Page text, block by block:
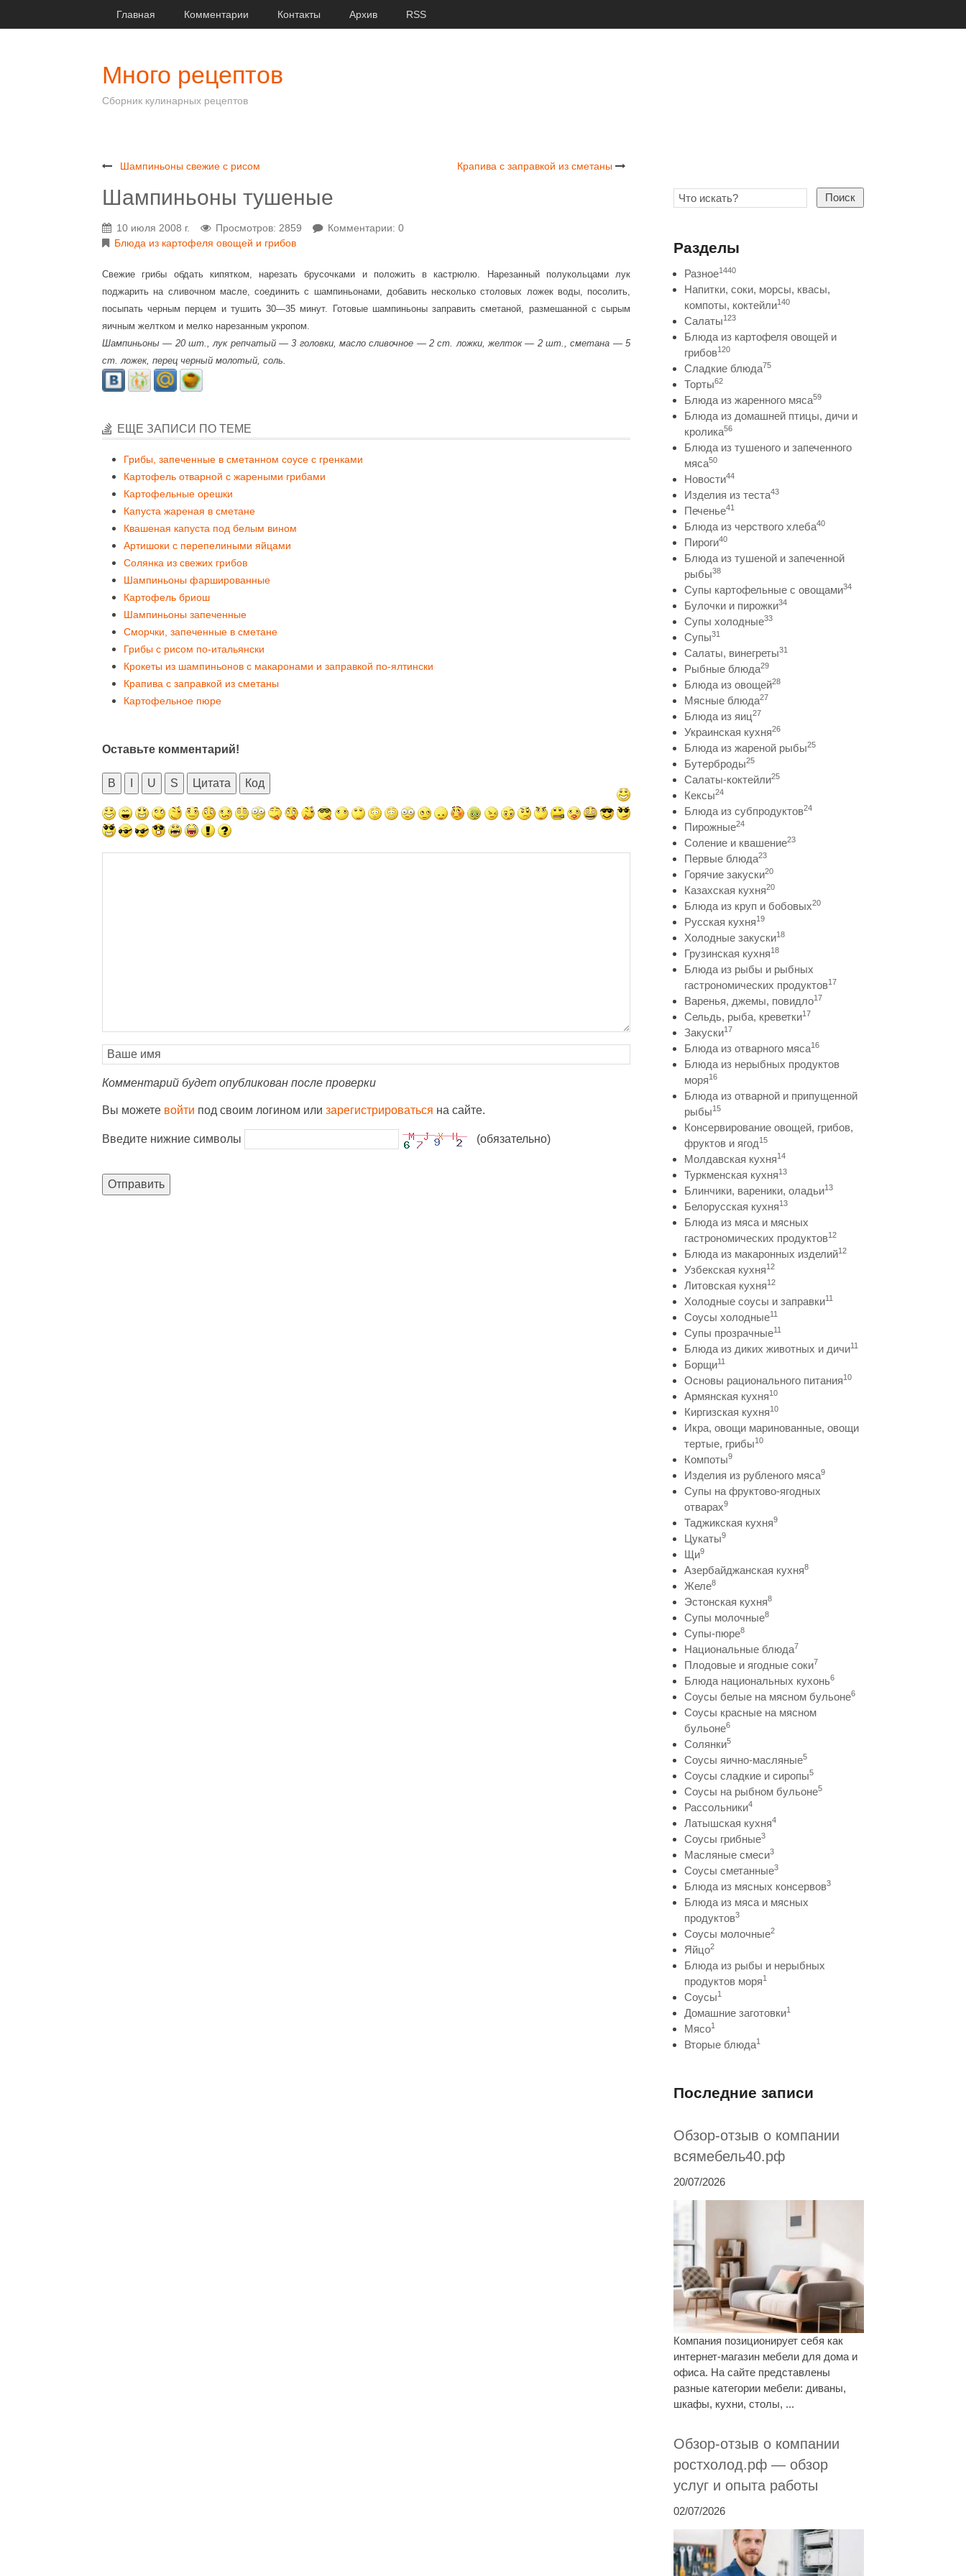
Главная Комментарии Контакты Архив RSS
Много рецептов
Сборник кулинарных рецептов
Шампиньоны свежие с рисом Крапива с заправкой из сметаны
Шампиньоны тушеные
10 июля 2008 г. Просмотров: 2859
Комментарии: 0
Блюда из картофеля овощей и грибов
Свежие грибы обдать кипятком, нарезать брусочками и положить в кастрюлю. Нарезанный полукольцами лук
поджарить на сливочном масле, соединить с шампиньонами, добавить несколько столовых ложек воды, посолить,
посыпать черным перцем и тушить 30—35 минут. Готовые шампиньоны заправить сметаной, размешанной с сырым
яичным желтком и мелко нарезанным укропом.
Шампиньоны — 20 шт., лук репчатый — 3 головки, масло сливочное — 2 ст. ложки, желток — 2 шт., сметана — 5
ст. ложек, перец черный молотый, соль.
ЕЩЕ ЗАПИСИ ПО ТЕМЕ
Грибы, запеченные в сметанном соусе с гренками
Картофель отварной с жареными грибами
Картофельные орешки
Капуста жареная в сметане
Квашеная капуста под белым вином
Артишоки с перепелиными яйцами
Солянка из свежих грибов
Шампиньоны фаршированные
Картофель бриош
Шампиньоны запеченные
Сморчки, запеченные в сметане
Грибы с рисом по-итальянски
Крокеты из шампиньонов с макаронами и заправкой по-ялтински
Крапива с заправкой из сметаны
Картофельное пюре
Оставьте комментарий!
B U S Цитата Код
Комментарий будет опубликован после проверки
Вы можете войти под своим логином или зарегистрироваться на сайте.
Введите нижние символы (обязательно)
Отправить
Поиск
Разделы
Разное1440
Напитки, соки, морсы, квасы,
компоты, коктейли140
Салаты123
Блюда из картофеля овощей и
грибов120
Сладкие блюда75
Торты62
Блюда из жаренного мяса59
Блюда из домашней птицы, дичи и
кролика56
Блюда из тушеного и запеченного
мяса50
Новости44
Изделия из теста43
Печенье41
Блюда из черствого хлеба40
Пироги40
Блюда из тушеной и запеченной
рыбы38
Супы картофельные с овощами34
Булочки и пирожки34
Супы холодные33
Супы31
Салаты, винегреты31
Рыбные блюда29
Блюда из овощей28
Мясные блюда27
Блюда из яиц27
Украинская кухня26
Блюда из жареной рыбы25
Бутерброды25
Салаты-коктейли25
Кексы24
Блюда из субпродуктов24
Пирожные24
Соление и квашение23
Первые блюда23
Горячие закуски20
Казахская кухня20
Блюда из круп и бобовых20
Русская кухня19
Холодные закуски18
Грузинская кухня18
Блюда из рыбы и рыбных
гастрономических продуктов17
Варенья, джемы, повидло17
Сельдь, рыба, креветки17
Закуски17
Блюда из отварного мяса16
Блюда из нерыбных продуктов
моря16
Блюда из отварной и припущенной
рыбы15
Консервирование овощей, грибов,
фруктов и ягод15
Молдавская кухня14
Туркменская кухня13
Блинчики, вареники, оладьи13
Белорусская кухня13
Блюда из мяса и мясных
гастрономических продуктов12
Блюда из макаронных изделий12
Узбекская кухня12
Литовская кухня12
Холодные соусы и заправки11
Соусы холодные11
Супы прозрачные11
Блюда из диких животных и дичи11
Борщи11
Основы рационального питания10
Армянская кухня10
Киргизская кухня10
Икра, овощи маринованные, овощи
тертые, грибы10
Компоты9
Изделия из рубленого мяса9
Супы на фруктово-ягодных
отварах9
Таджикская кухня9
Цукаты9
Щи9
Азербайджанская кухня8
Желе8
Эстонская кухня8
Супы молочные8
Супы-пюре8
Национальные блюда7
Плодовые и ягодные соки7
Блюда национальных кухонь6
Соусы белые на мясном бульоне6
Соусы красные на мясном
бульоне6
Солянки5
Соусы яично-масляные5
Соусы сладкие и сиропы5
Соусы на рыбном бульоне5
Рассольники4
Латышская кухня4
Соусы грибные3
Масляные смеси3
Соусы сметанные3
Блюда из мясных консервов3
Блюда из мяса и мясных
продуктов3
Соусы молочные2
Яйцо2
Блюда из рыбы и нерыбных
продуктов моря1
Соусы1
Домашние заготовки1
Мясо1
Вторые блюда1
Последние записи
Обзор-отзыв о компании
всямебель40.рф
20/07/2026
Компания позиционирует себя как
интернет-магазин мебели для дома и
офиса. На сайте представлены
разные категории мебели: диваны,
шкафы, кухни, столы, ...
Обзор-отзыв о компании
ростхолод.рф — обзор
услуг и опыта работы
02/07/2026